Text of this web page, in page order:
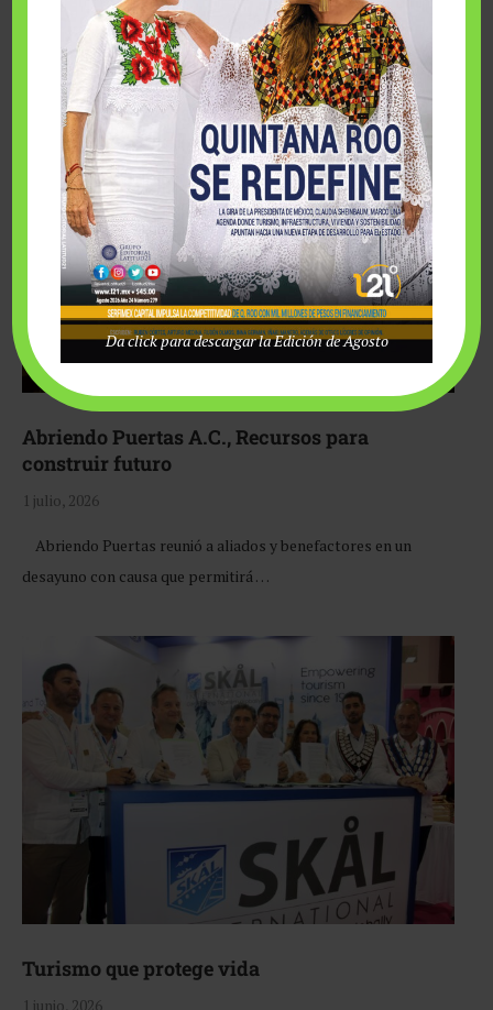
Fairmont Mayakoba y Make-A-Wish México unieron
esfuerzos para hacer realidad el deseo de una …
Abriendo Puertas A.C., Recursos para
construir futuro
1 julio, 2026
Abriendo Puertas reunió a aliados y benefactores en un
desayuno con causa que permitirá …
Turismo que protege vida
1 junio, 2026
Da click para descargar la Edición de Agosto